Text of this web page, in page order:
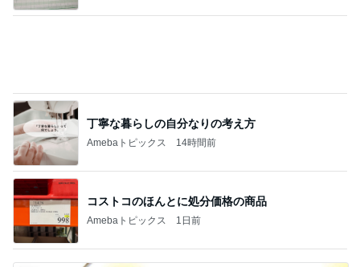
丁寧な暮らしの自分なりの考え方
Amebaトピックス 14時間前
コストコのほんとに処分価格の商品
Amebaトピックス 1日前